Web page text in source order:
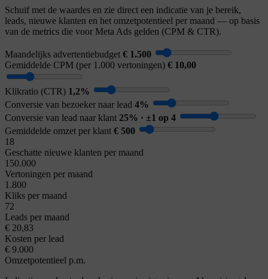
Schuif met de waardes en zie direct een indicatie van je bereik,
leads, nieuwe klanten en het omzetpotentieel per maand — op basis
van de metrics die voor Meta Ads gelden (CPM & CTR).
Maandelijks advertentiebudget € 1.500
Gemiddelde CPM (per 1.000 vertoningen) € 10,00
Klikratio (CTR) 1,2%
Conversie van bezoeker naar lead 4%
Conversie van lead naar klant 25% · ±1 op 4
Gemiddelde omzet per klant € 500
18
Geschatte nieuwe klanten per maand
150.000
Vertoningen per maand
1.800
Kliks per maand
72
Leads per maand
€ 20,83
Kosten per lead
€ 9.000
Omzetpotentieel p.m.